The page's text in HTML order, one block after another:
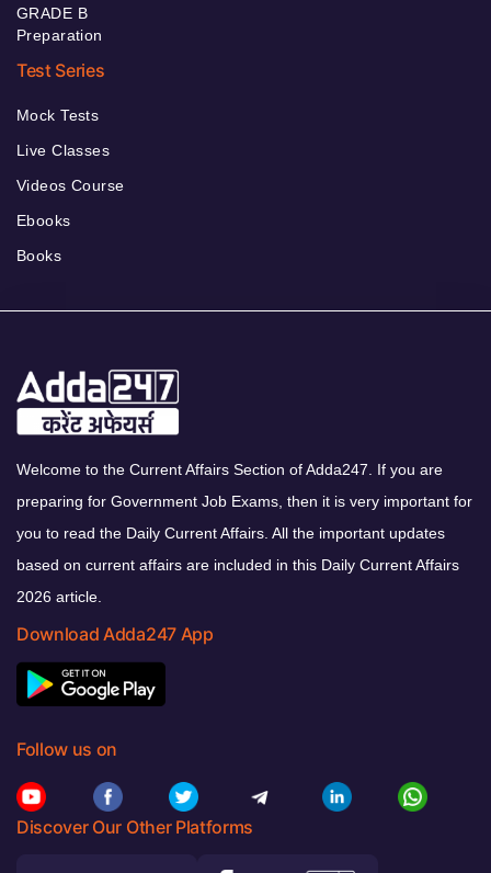
GRADE B
Preparation
Test Series
Mock Tests
Live Classes
Videos Course
Ebooks
Books
Welcome to the Current Affairs Section of Adda247. If you are
preparing for Government Job Exams, then it is very important for
you to read the Daily Current Affairs. All the important updates
based on current affairs are included in this Daily Current Affairs
2026 article.
Download Adda247 App
Follow us on
Discover Our Other Platforms